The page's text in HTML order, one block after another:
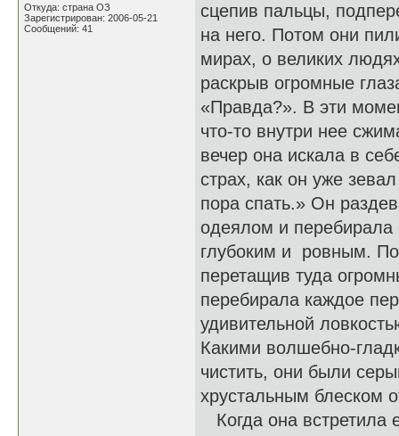
Откуда: страна ОЗ
Зарегистрирован: 2006-05-21
Сообщений: 41
сцепив пальцы,
на него. Потом они
мирах, о великих
раскрыв огромные
«Правда?». В эти
что-то внутри нее
вечер она искала в
страх, как он уже
пора спать.» Он
одеялом и перебирала
глубоким и ровным.
перетащив туда
перебирала каждое
удивительной
Какими волшебно-
чистить, они были
хрустальным блеском
Когда она встретила